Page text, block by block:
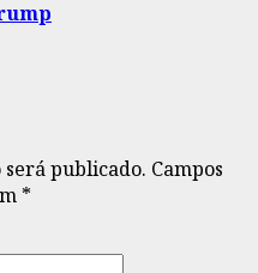
será publicado. Campos
*